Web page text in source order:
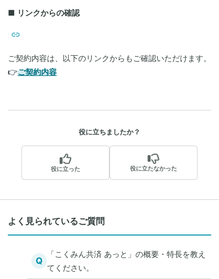
■ リンクからの確認
ご契約内容は、以下のリンクからもご確認いただけます。
👉ご契約内容
役に立ちましたか？
役に立った 役に立たなかった
よく見られているご質問
Q
「こくみん共済 あっと」の概要・特長を教え
てください。